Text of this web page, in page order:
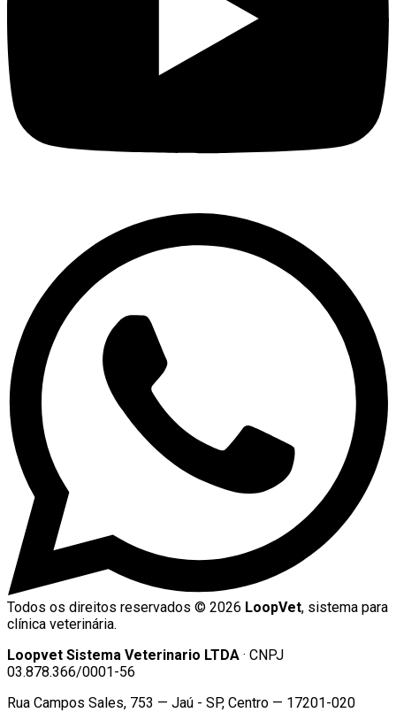
Todos os direitos reservados © 2026 LoopVet, sistema para
clínica veterinária.
Loopvet Sistema Veterinario LTDA · CNPJ
03.878.366/0001-56
Rua Campos Sales, 753 — Jaú - SP, Centro — 17201-020